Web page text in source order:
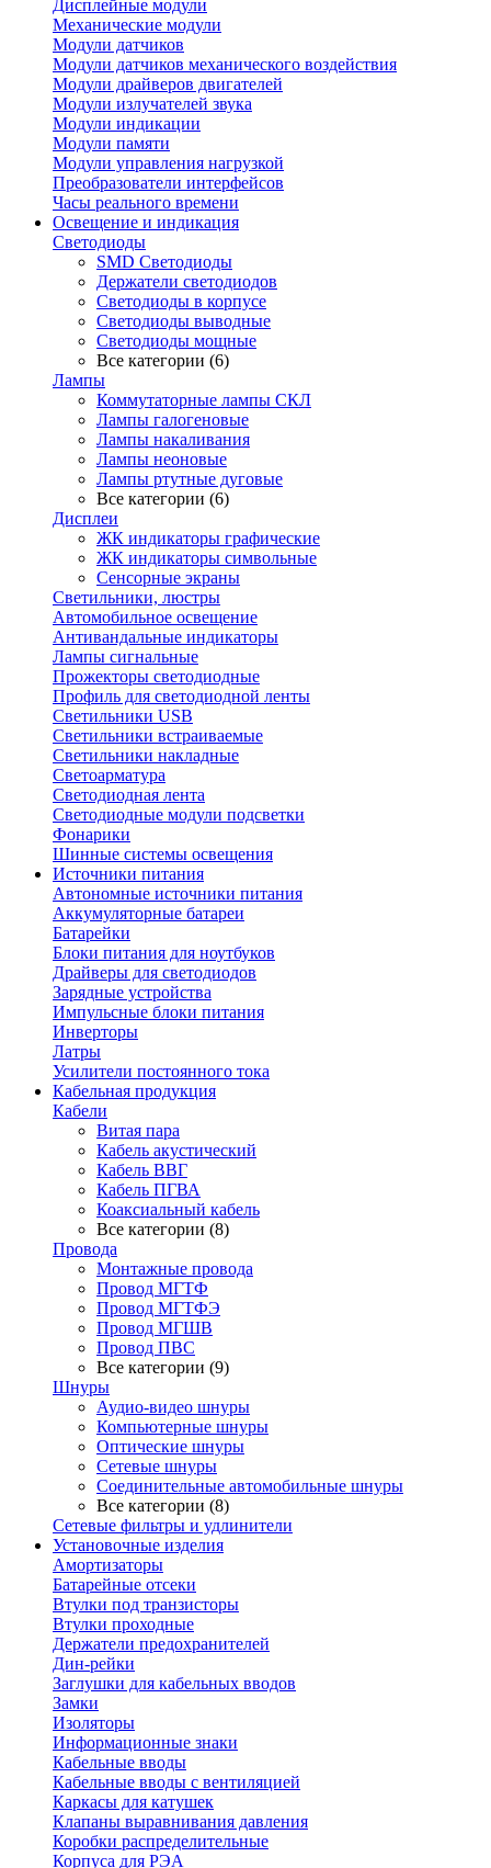
Дисплейные модули
Механические модули
Модули датчиков
Модули датчиков механического воздействия
Модули драйверов двигателей
Модули излучателей звука
Модули индикации
Модули памяти
Модули управления нагрузкой
Преобразователи интерфейсов
Часы реального времени
Освещение и индикация
Светодиоды
SMD Светодиоды
Держатели светодиодов
Светодиоды в корпусе
Светодиоды выводные
Светодиоды мощные
Все категории (6)
Лампы
Коммутаторные лампы СКЛ
Лампы галогеновые
Лампы накаливания
Лампы неоновые
Лампы ртутные дуговые
Все категории (6)
Дисплеи
ЖК индикаторы графические
ЖК индикаторы символьные
Сенсорные экраны
Cветильники, люстры
Автомобильное освещение
Антивандальные индикаторы
Лампы сигнальные
Прожекторы светодиодные
Профиль для светодиодной ленты
Светильники USB
Светильники встраиваемые
Светильники накладные
Светоарматура
Светодиодная лента
Светодиодные модули подсветки
Фонарики
Шинные системы освещения
Источники питания
Автономные источники питания
Аккумуляторные батареи
Батарейки
Блоки питания для ноутбуков
Драйверы для светодиодов
Зарядные устройства
Импульсные блоки питания
Инверторы
Латры
Усилители постоянного тока
Кабельная продукция
Кабели
Витая пара
Кабель акустический
Кабель ВВГ
Кабель ПГВА
Коаксиальный кабель
Все категории (8)
Провода
Монтажные провода
Провод МГТФ
Провод МГТФЭ
Провод МГШВ
Провод ПВС
Все категории (9)
Шнуры
Аудио-видео шнуры
Компьютерные шнуры
Оптические шнуры
Сетевые шнуры
Соединительные автомобильные шнуры
Все категории (8)
Сетевые фильтры и удлинители
Установочные изделия
Амортизаторы
Батарейные отсеки
Втулки под транзисторы
Втулки проходные
Держатели предохранителей
Дин-рейки
Заглушки для кабельных вводов
Замки
Изоляторы
Информационные знаки
Кабельные вводы
Кабельные вводы с вентиляцией
Каркасы для катушек
Клапаны выравнивания давления
Коробки распределительные
Корпуса для РЭА